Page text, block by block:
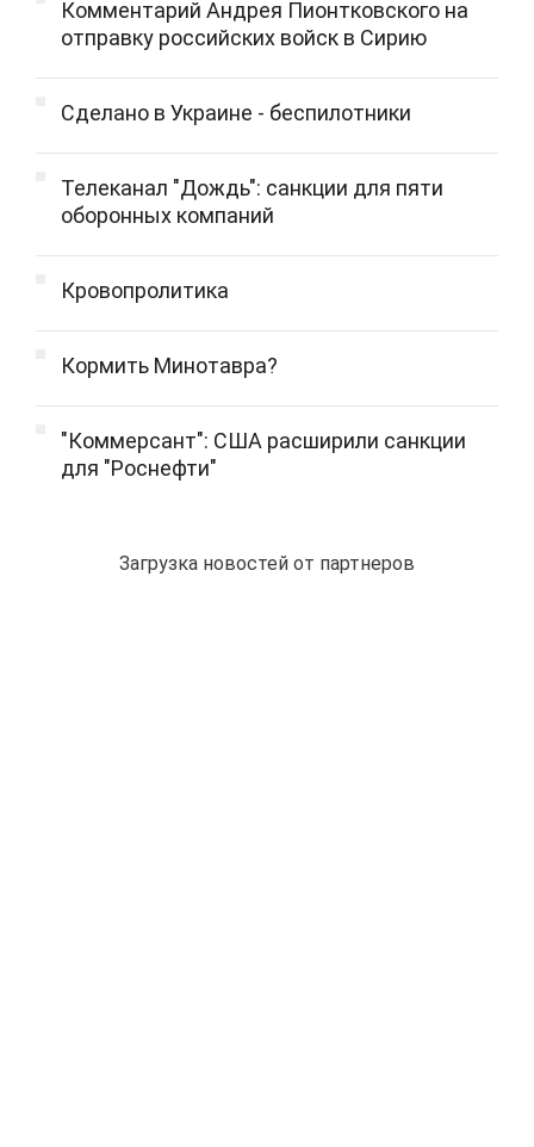
Комментарий Андрея Пионтковского на
отправку российских войск в Сирию
Сделано в Украине - беспилотники
Телеканал "Дождь": санкции для пяти
оборонных компаний
Кровопролитика
Кормить Минотавра?
"Коммерсант": США расширили санкции
для "Роснефти"
Загрузка новостей от партнеров